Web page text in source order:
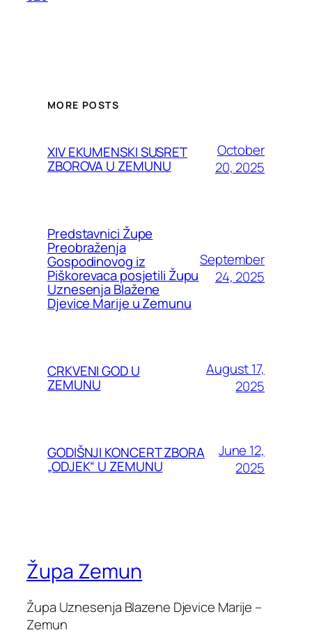
MORE POSTS
XIV EKUMENSKI SUSRET
ZBOROVA U ZEMUNU
October
20, 2025
Predstavnici Župe
Preobraženja
Gospodinovog iz
Piškorevaca posjetili Župu
Uznesenja Blažene
Djevice Marije u Zemunu
September
24, 2025
CRKVENI GOD U
ZEMUNU
August 17,
2025
GODIŠNJI KONCERT ZBORA
„ODJEK“ U ZEMUNU
June 12,
2025
Župa Zemun
Župa Uznesenja Blazene Djevice Marije –
Zemun